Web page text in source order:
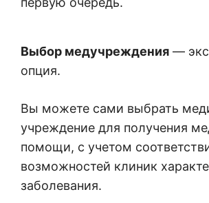
Выбор медучреждения —
опция.
Вы можете сами выбрать
учреждение для получения
помощи, с учетом
возможностей клиник
заболевания.